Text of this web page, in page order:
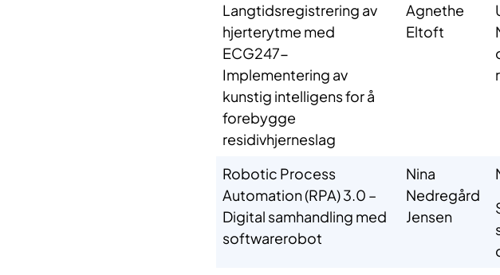
Langtidsregistrering av
hjerterytme med
ECG247-
Implementering av
kunstig intelligens for å
forebygge
residivhjerneslag
Agnethe
Eltoft
Robotic Process
Automation (RPA) 3.0 –
Digital samhandling med
softwarerobot
Nina
Nedregård
Jensen